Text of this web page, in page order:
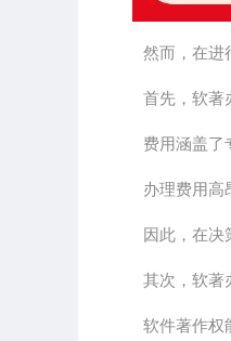
然而，在进
首先，软著
费用涵盖了
办理费用高
因此，在决
其次，软著
软件著作权